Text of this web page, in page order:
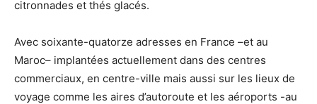
citronnades et thés glacés.
Avec soixante-quatorze adresses en France –et au
Maroc– implantées actuellement dans des centres
commerciaux, en centre-ville mais aussi sur les lieux de
voyage comme les aires d’autoroute et les aéroports -au